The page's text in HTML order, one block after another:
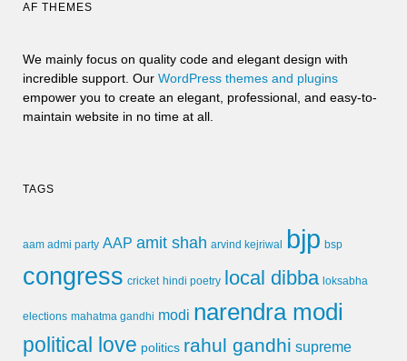
AF THEMES
We mainly focus on quality code and elegant design with
incredible support. Our WordPress themes and plugins
empower you to create an elegant, professional, and easy-to-
maintain website in no time at all.
TAGS
aam admi party AAP amit shah arvind kejriwal bjp bsp
congress cricket hindi poetry local dibba loksabha
elections mahatma gandhi modi narendra modi
political love politics rahul gandhi supreme